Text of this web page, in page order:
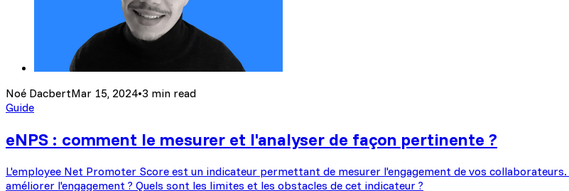
Noé DacbertMar 15, 2024•3 min read
Guide
eNPS : comment le mesurer et l'analyser de façon pertinente ?
L'employee Net Promoter Score est un indicateur permettant de mesurer l'engagement de vos
améliorer l'engagement ? Quels sont les limites et les obstacles de cet indicateur ?